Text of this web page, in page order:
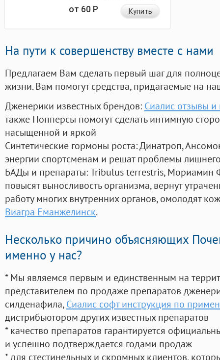
от 60Р Купить
На пути к совершенству вместе с нами
Предлагаем Вам сделать первый шаг для
жизни. Вам помогут средства, придагаемые на
Дженерики известных брендов: Сиалис отзывы и
также Попперсы помогут сделать интимную
насыщенной и яркой
Синтетические гормоны роста: Динатроп,
энергии спортсменам и решат проблемы
БАДы и препараты:Tribulus terrestris, Мориамин
повысят выносливость организма, вернут
работу многих внутренних органов, омолодят
Виагра Еманжелинск.
Несколько причино объясняющих
именно у нас?
* Мы являемся первым и единственным на
представителем по продаже препаратов
силденафила, Сиалис софт инструкция по
дистрибьютором других известных препаратов
* качество препаратов гарантируется
и успешно подтверждается годами продаж
* для стестинельных и скромных клиентов,